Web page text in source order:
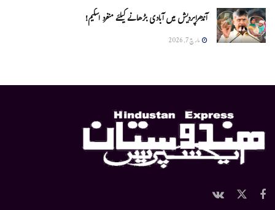
آندھراپردیش میں آبادی بڑھانے کیلئے منفرد اسکیم!
مارچ 7, 2026